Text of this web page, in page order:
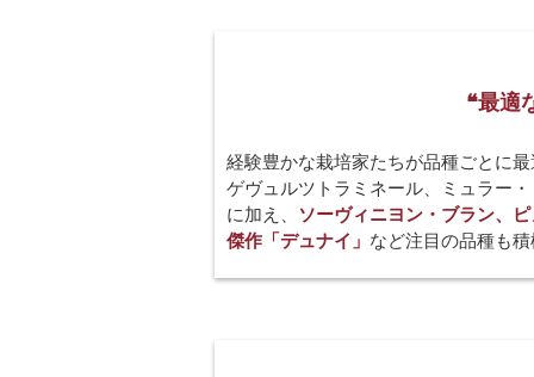
❝最適
経験豊かな栽培家たちが品種ごとに
ゲヴュルツトラミネール、ミュラー
に加え、
ソーヴィニヨン・ブラン、
傑作「デュナイ」 など注目の品種も